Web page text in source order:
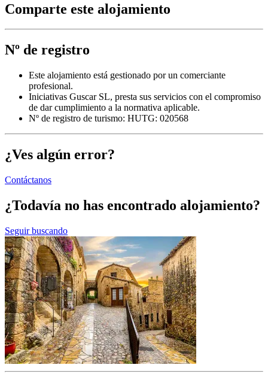
Comparte este alojamiento
Nº de registro
Este alojamiento está gestionado por un comerciante
profesional.
Iniciativas Guscar SL, presta sus servicios con el compromiso
de dar cumplimiento a la normativa aplicable.
Nº de registro de turismo: HUTG: 020568
¿Ves algún error?
Contáctanos
¿Todavía no has encontrado alojamiento?
Seguir buscando